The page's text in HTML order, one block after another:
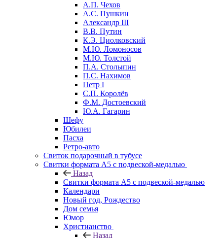
А.П. Чехов
А.С. Пушкин
Александр III
В.В. Путин
К.Э. Циолковский
М.Ю. Ломоносов
М.Ю. Толстой
П.А. Столыпин
П.С. Нахимов
Петр I
С.П. Королёв
Ф.М. Достоевский
Ю.А. Гагарин
Шефу
Юбилеи
Пасха
Ретро-авто
Свиток подарочный в тубусе
Свитки формата А5 с подвеской-медалью
Назад
Свитки формата А5 с подвеской-медалью
Календари
Новый год, Рождество
Дом семья
Юмор
Христианство
Назад